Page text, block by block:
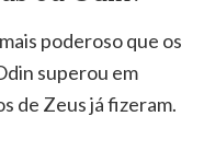
poderoso que os
superou em
de Zeus já fizeram.